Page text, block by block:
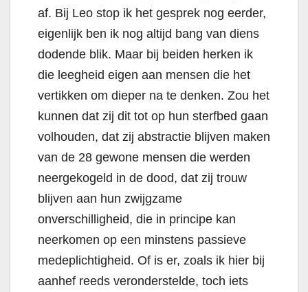
af. Bij Leo stop ik het gesprek nog eerder,
eigenlijk ben ik nog altijd bang van diens
dodende blik. Maar bij beiden herken ik
die leegheid eigen aan mensen die het
vertikken om dieper na te denken. Zou het
kunnen dat zij dit tot op hun sterfbed gaan
volhouden, dat zij abstractie blijven maken
van de 28 gewone mensen die werden
neergekogeld in de dood, dat zij trouw
blijven aan hun zwijgzame
onverschilligheid, die in principe kan
neerkomen op een minstens passieve
medeplichtigheid. Of is er, zoals ik hier bij
aanhef reeds veronderstelde, toch iets